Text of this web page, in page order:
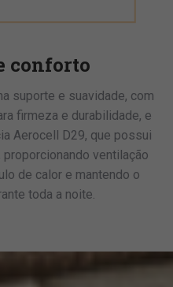
conforto
suporte e suavidade, com
firmeza e durabilidade, e
Aerocell D29, que possui
ventilação
de calor e mantendo o
toda a noite.